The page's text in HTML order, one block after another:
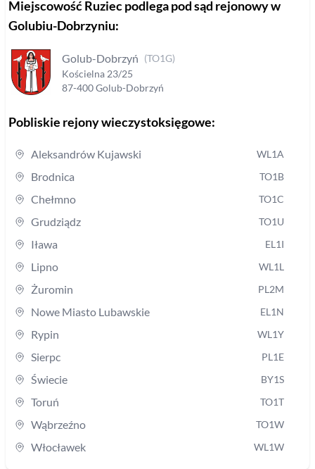
MiejscowośćRuziecpodlega pod sąd rejonowyw
Golubiu-Dobrzyniu:
Golub-Dobrzyń (TO1G)
Kościelna 23/25
87-400Golub-Dobrzyń
Pobliskie rejony wieczystoksięgowe:
Aleksandrów Kujawski WL1A
Brodnica TO1B
Chełmno TO1C
Grudziądz TO1U
Iława EL1I
Lipno WL1L
Żuromin PL2M
Nowe Miasto Lubawskie EL1N
Rypin WL1Y
Sierpc PL1E
Świecie BY1S
Toruń TO1T
Wąbrzeźno TO1W
Włocławek WL1W